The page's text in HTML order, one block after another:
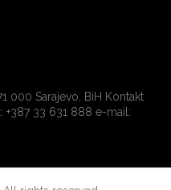
000 Sarajevo, BiH Kontakt
+387 33 631 888 e-mail: